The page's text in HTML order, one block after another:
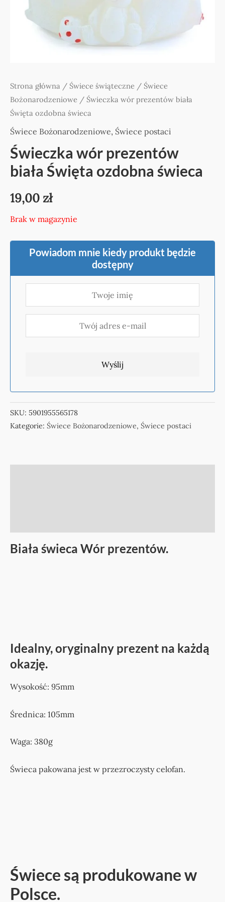
Strona główna / Świece świąteczne / Świece
Bożonarodzeniowe / Świeczka wór prezentów biała
Święta ozdobna świeca
Świece Bożonarodzeniowe, Świece postaci
Świeczka wór prezentów
biała Święta ozdobna świeca
19,00 zł
Brak w magazynie
Powiadom mnie kiedy produkt będzie
dostępny
SKU: 5901955565178
Kategorie: Świece Bożonarodzeniowe, Świece postaci
Biała świeca Wór prezentów.
Idealny, oryginalny prezent na każdą
okazję.
Wysokość: 95mm
Średnica: 105mm
Waga: 380g
Świeca pakowana jest w przezroczysty celofan.
Świece są produkowane w
Polsce.